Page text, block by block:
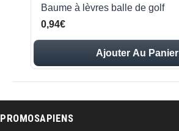
Baume à lèvres balle de golf
0,94€
Ajouter Au Panier
PROMOSAPIENS